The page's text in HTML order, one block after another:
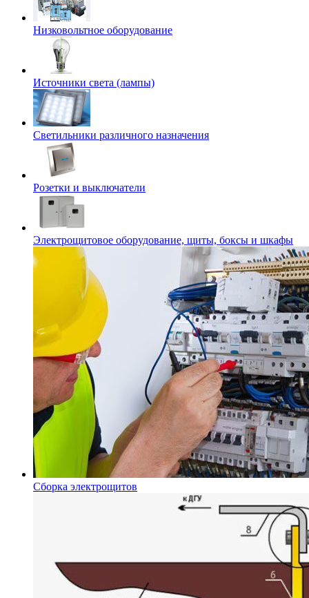
Низковольтное оборудование
Источники света (лампы)
Светильники различного назначения
Розетки и выключатели
Электрощитовое оборудование, щиты, боксы и шкафы
Сборка электрощитов